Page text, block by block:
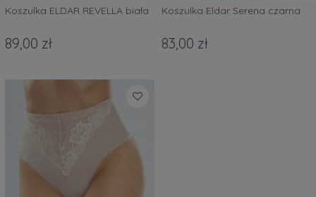
Koszulka ELDAR REVELLA biała
89,00 zł
Koszulka Eldar Serena czarna
83,00 zł